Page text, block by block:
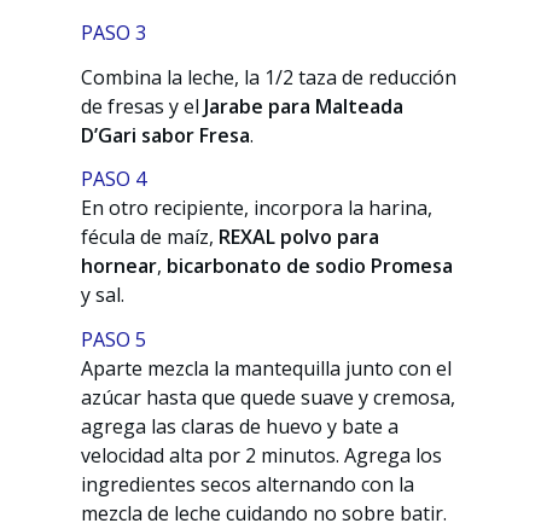
PASO 3
Combina la leche, la 1/2 taza de reducción
de fresas y el Jarabe para Malteada
D’Gari sabor Fresa.
PASO 4
En otro recipiente, incorpora la harina,
fécula de maíz, REXAL polvo para
hornear, bicarbonato de sodio Promesa
y sal.
PASO 5
Aparte mezcla la mantequilla junto con el
azúcar hasta que quede suave y cremosa,
agrega las claras de huevo y bate a
velocidad alta por 2 minutos. Agrega los
ingredientes secos alternando con la
mezcla de leche cuidando no sobre batir.